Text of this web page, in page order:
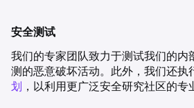
安全测试
我们的专家团队致力于测试我们的内
测的恶意破坏活动。此外，我们还执
划 ，以利用更广泛安全研究社区的专